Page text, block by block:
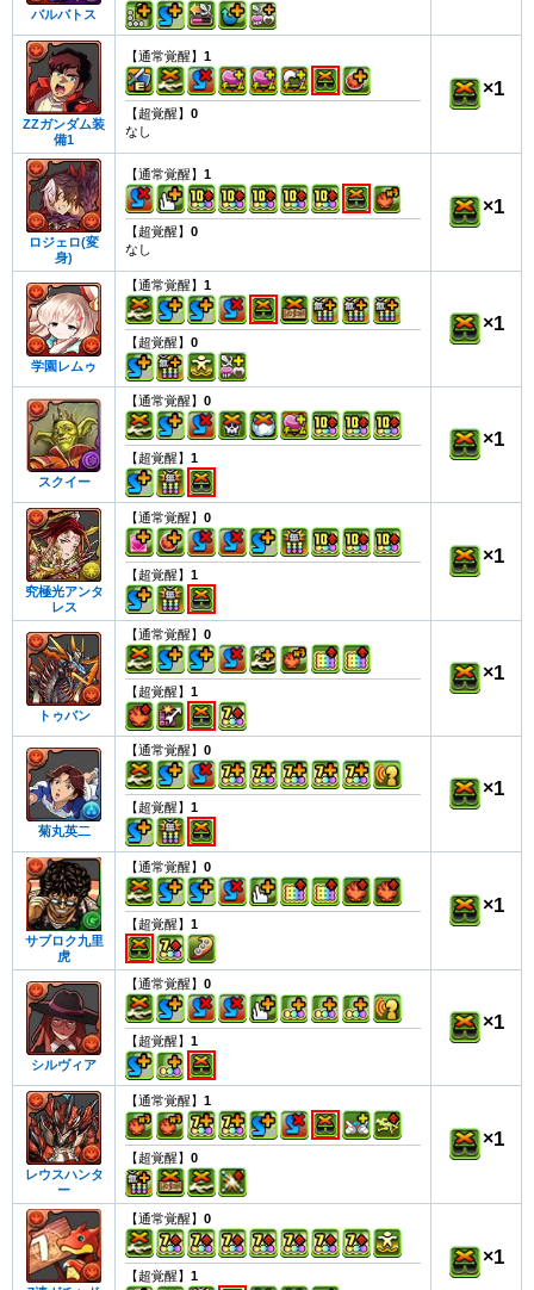
バルバトス
ZZガンダム装
備1
【通常覚醒】 1
【超覚醒】 0
なし
×1
ロジェロ(変
身)
【通常覚醒】 1
【超覚醒】 0
なし
×1
学園レムゥ
【通常覚醒】 1
【超覚醒】 0
×1
スクイー
【通常覚醒】 0
【超覚醒】 1
×1
究極光アンタ
レス
【通常覚醒】 0
【超覚醒】 1
×1
トゥバン
【通常覚醒】 0
【超覚醒】 1
×1
菊丸英二
【通常覚醒】 0
【超覚醒】 1
×1
サブロク九里
虎
【通常覚醒】 0
【超覚醒】 1
×1
シルヴィア
【通常覚醒】 0
【超覚醒】 1
×1
レウスハンタ
ー
【通常覚醒】 1
【超覚醒】 0
×1
【通常覚醒】 0
【超覚醒】 1
×1